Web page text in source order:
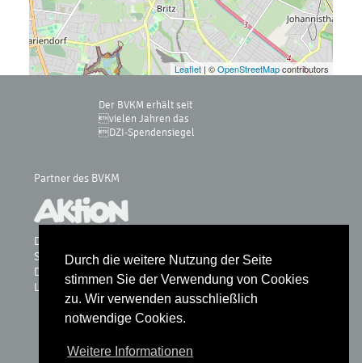
Durch die weitere Nutzung der Seite
stimmen Sie der Verwendung von Cookies
zu. Wir verwenden ausschließlich
notwendige Cookies.
Weitere Informationen
Leaflet | ©OpenStreetMapcontributors
Der BVKM erhält seit
vielen Jahren das
DZI-Spendensiegel
Partner des BVKM
Der bvkm wird durch die GKV-Gemeinschaftsförderung
Selbsthilfe auf Bundesebene, vdek, AOK-Bundesverband, BKK
Dachverband, IKK, Knappschaft & Sozialversicherung für
Landwirtschaft, Forsten und Gartenbau gefördert.